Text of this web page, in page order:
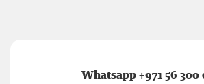
Whatsapp +971 56 300